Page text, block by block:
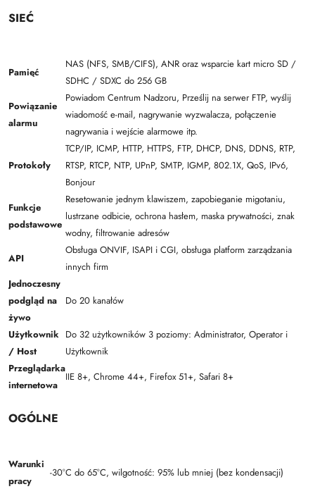
SIEĆ
Pamięć
NAS (NFS, SMB/CIFS), ANR oraz wsparcie kart micro SD /
SDHC / SDXC do 256 GB
Powiązanie
alarmu
Powiadom Centrum Nadzoru, Prześlij na serwer FTP, wyślij
wiadomość e-mail, nagrywanie wyzwalacza, połączenie
nagrywania i wejście alarmowe itp.
Protokoły
TCP/IP, ICMP, HTTP, HTTPS, FTP, DHCP, DNS, DDNS, RTP,
RTSP, RTCP, NTP, UPnP, SMTP, IGMP, 802.1X, QoS, IPv6,
Bonjour
Funkcje
podstawowe
Resetowanie jednym klawiszem, zapobieganie migotaniu,
lustrzane odbicie, ochrona hasłem, maska prywatności, znak
wodny, filtrowanie adresów
API
Obsługa ONVIF, ISAPI i CGI, obsługa platform zarządzania
innych firm
Jednoczesny
podgląd na
żywo
Do 20 kanałów
Użytkownik
/ Host
Do 32 użytkowników 3 poziomy: Administrator, Operator i
Użytkownik
Przeglądarka
internetowa
IIE 8+, Chrome 44+, Firefox 51+, Safari 8+
OGÓLNE
Warunki
pracy
-30°C do 65°C, wilgotność: 95% lub mniej (bez kondensacji)